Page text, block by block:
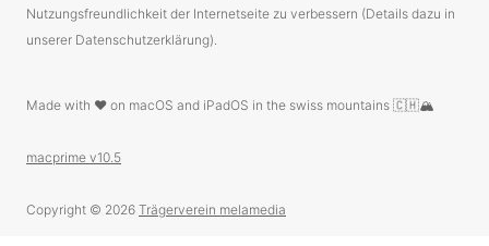
Nutzungsfreundlichkeit der Internetseite zu verbessern (Details dazu in
unserer Datenschutzerklärung).
Made with ❤️ on macOS and iPadOS in the swiss mountains 🇨🇭🏔
macprime v10.5
Copyright © 2026 Trägerverein melamedia